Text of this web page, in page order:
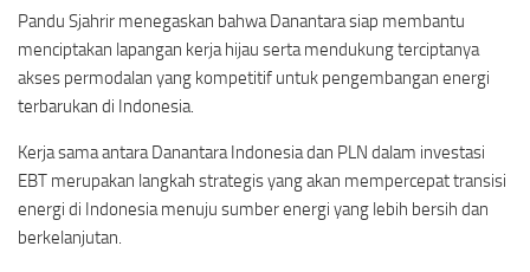
Pandu Sjahrir menegaskan bahwa Danantara siap membantu
menciptakan lapangan kerja hijau serta mendukung terciptanya
akses permodalan yang kompetitif untuk pengembangan energi
terbarukan di Indonesia.
Kerja sama antara Danantara Indonesia dan PLN dalam investasi
EBT merupakan langkah strategis yang akan mempercepat transisi
energi di Indonesia menuju sumber energi yang lebih bersih dan
berkelanjutan.